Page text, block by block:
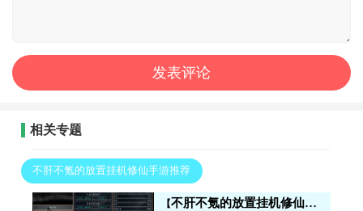
相关专题
不肝不氪的放置挂机修仙手游推荐
不肝不氪的放置挂机修仙手游推荐